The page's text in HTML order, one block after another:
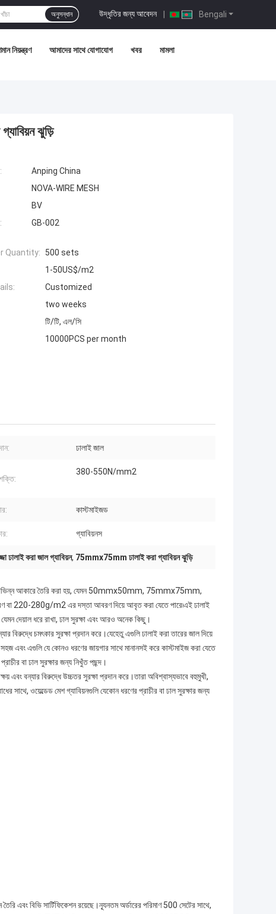
Bengali
উদ্ধৃতির জন্য আবেদন |
অনুসন্ধান
নিয়ন্ত্রণ আমাদের সাথে যোগাযোগ খবর মামলা
ঝুড়ি
Anping China
NOVA-WIRE MESH
BV
GB-002
Quantity:
500 sets
1-50US$/m2
Customized
two weeks
টি/টি, এল/সি
10000PCS per month
ঢালাই জাল
380-550N/mm2
কাস্টমাইজড
গ্যাবিয়নস
ঢালাই করা জাল গ্যাবিয়ন, 75mmx75mm ঢালাই করা গ্যাবিয়ন ঝুড়ি
বিভিন্ন আকারে তৈরি করা হয়, যেমন 50mmx50mm, 75mmx75mm,
বা 220-280g/m2 এর দস্তা আবরণ দিয়ে আবৃত করা যেতে পারে৷এই ঢালাই
দেয়াল ধরে রাখা, ঢাল সুরক্ষা এবং আরও অনেক কিছু।
বিরুদ্ধে চমৎকার সুরক্ষা প্রদান করে।যেহেতু এগুলি ঢালাই করা তারের জাল দিয়ে
এবং এগুলি যে কোনও ধরণের জায়গার সাথে মানানসই করে কাস্টমাইজ করা যেতে
বা ঢাল সুরক্ষার জন্য নিখুঁত পছন্দ।
এবং বন্যার বিরুদ্ধে উচ্চতর সুরক্ষা প্রদান করে।তারা অবিশ্বাস্যভাবে বহুমুখী,
সাথে, ওয়েল্ডেড মেশ গ্যাবিয়নগুলি যেকোন ধরণের প্রাচীর বা ঢাল সুরক্ষার জন্য
এবং বিভি সার্টিফিকেশন রয়েছে।ন্যূনতম অর্ডারের পরিমাণ 500 সেটের সাথে,